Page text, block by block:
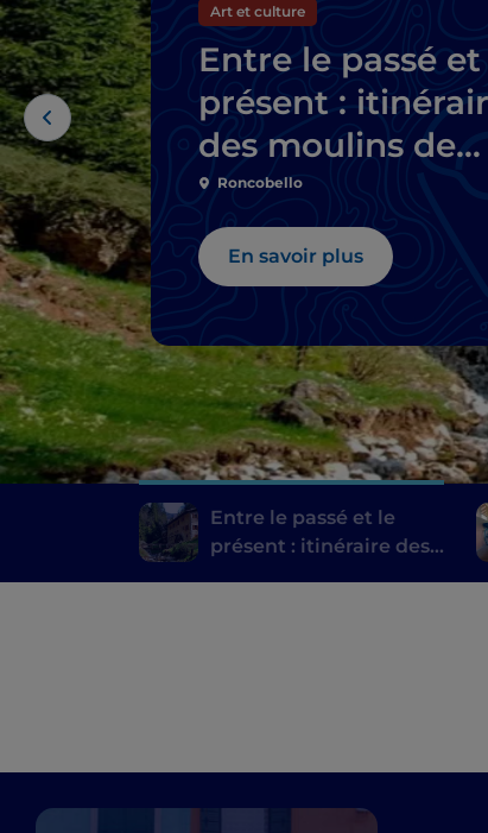
Art et culture
Entre le passé
présent :
des moulins de
Bergame et de
Brescia
Roncobello
En savoir plus
Entre le passé et le
présent : itinéraire des